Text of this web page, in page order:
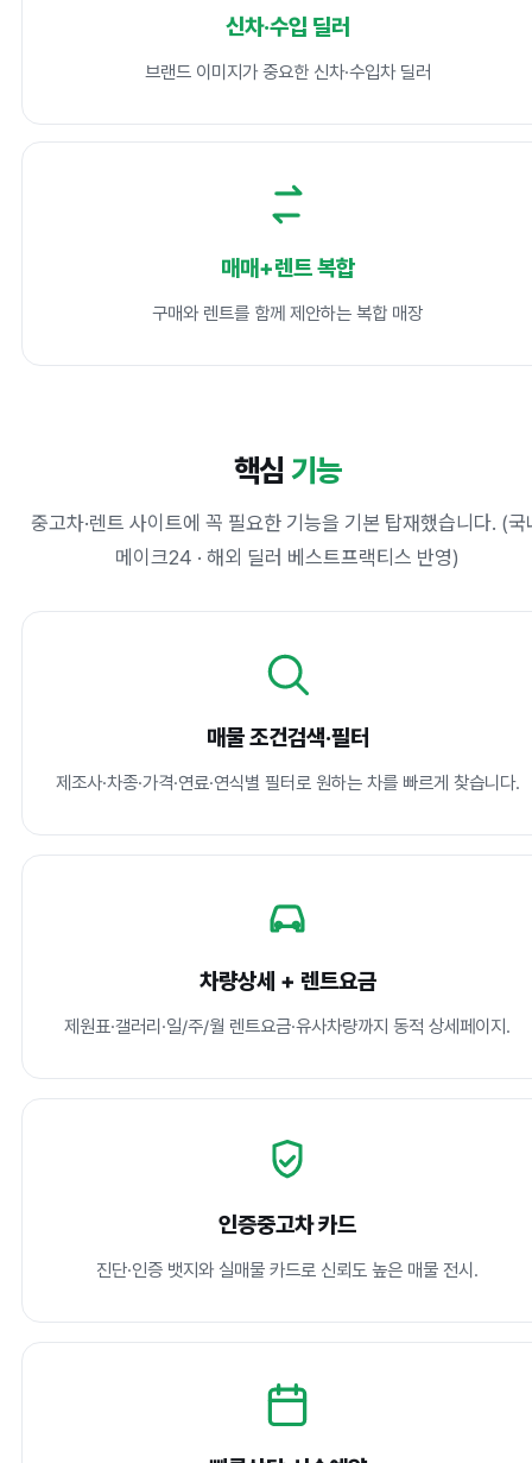
신차·수입 딜러
브랜드 이미지가 중요한 신차·수입차 딜러
매매+렌트 복합
구매와 렌트를 함께 제안하는 복합 매장
핵심 기능
중고차·렌트 사이트에 꼭 필요한 기능을 기본 탑재했습니다. (국
메이크24 · 해외 딜러 베스트프랙티스 반영)
매물 조건검색·필터
제조사·차종·가격·연료·연식별 필터로 원하는 차를 빠르게 찾습니다.
차량상세 + 렌트요금
제원표·갤러리·일/주/월 렌트요금·유사차량까지 동적 상세페이지.
인증중고차 카드
진단·인증 뱃지와 실매물 카드로 신뢰도 높은 매물 전시.